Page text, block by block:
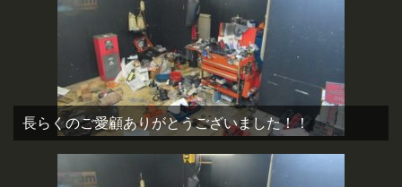
長らくのご愛顧ありがとうございました！！